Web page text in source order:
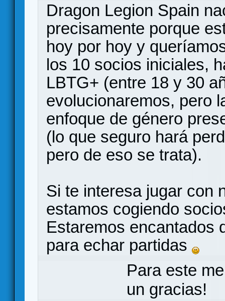
Dragon Legion Spain
precisamente porque
hoy por hoy y
los 10 socios iniciales,
LBTG+ (entre 18 y 30
evolucionaremos, pero
enfoque de género
(lo que seguro hará
pero de eso se trata).
Si te interesa jugar con
estamos cogiendo
Estaremos encantados
para echar partidas
Para este
un gracias!